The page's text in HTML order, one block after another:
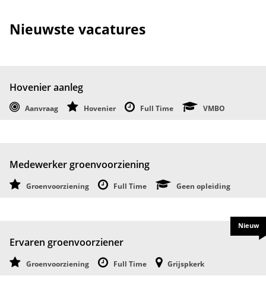
Nieuwste vacatures
Hovenier aanleg
Aanvraag Hovenier Full Time VMBO
Medewerker groenvoorziening
Groenvoorziening Full Time Geen opleiding
Ervaren groenvoorziener
Groenvoorziening Full Time Grijspkerk
Nieuw